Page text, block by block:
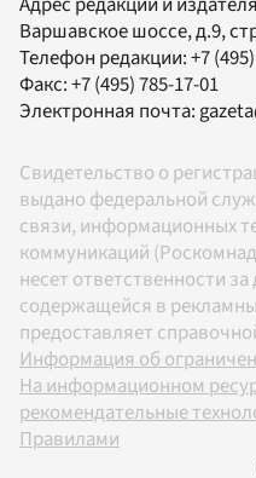
Варшавское шоссе, д.9,
Телефон редакции:+7
Факс:+7 (495) 785-17-01
Электронная почта:
Свидетельство о
выдано федеральной
связи, информационных
коммуникаций
несет ответственности
содержащейся в
предоставляет
Информация об
На информационном
рекомендательные
Правилами